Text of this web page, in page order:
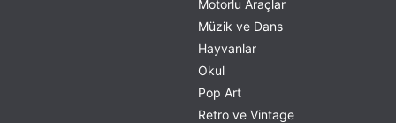
Motorlu Araçlar
Müzik ve Dans
Hayvanlar
Okul
Pop Art
Retro ve Vintage